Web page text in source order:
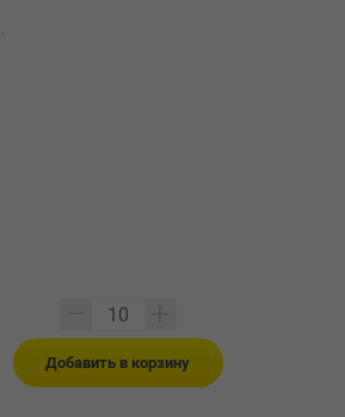
Добавить в корзину